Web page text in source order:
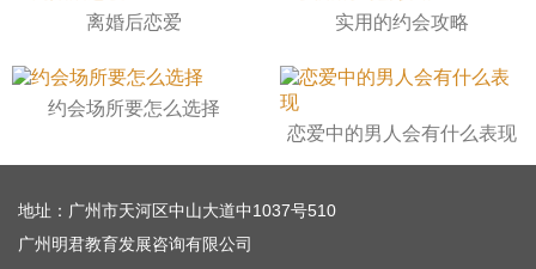
离婚后恋爱 实用的约会攻略
约会场所要怎么选择
恋爱中的男人会有什么表现
地址：广州市天河区中山大道中1037号510
广州明君教育发展咨询有限公司